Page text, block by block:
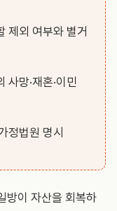
제외 여부와 별거
망·재혼·이민
정법원 명시
방이 자산을 회복하